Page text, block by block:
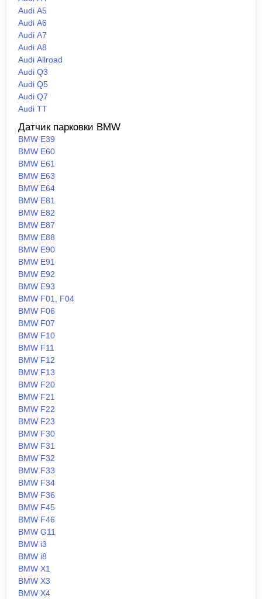
Audi A5
Audi A6
Audi A7
Audi A8
Audi Allroad
Audi Q3
Audi Q5
Audi Q7
Audi TT
Датчик парковки BMW
BMW E39
BMW E60
BMW E61
BMW E63
BMW E64
BMW E81
BMW E82
BMW E87
BMW E88
BMW E90
BMW E91
BMW E92
BMW E93
BMW F01, F04
BMW F06
BMW F07
BMW F10
BMW F11
BMW F12
BMW F13
BMW F20
BMW F21
BMW F22
BMW F23
BMW F30
BMW F31
BMW F32
BMW F33
BMW F34
BMW F36
BMW F45
BMW F46
BMW G11
BMW i3
BMW i8
BMW X1
BMW X3
BMW X4